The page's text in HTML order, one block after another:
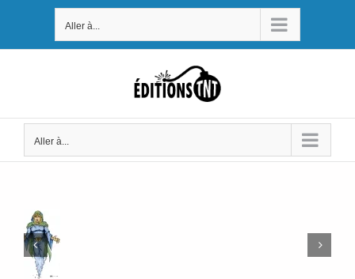
contenu
Aller à...
Aller à...